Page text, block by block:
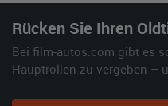
Rücken Sie Ihren
Bei film-autos.com gibt es
Hauptrollen zu vergeben –